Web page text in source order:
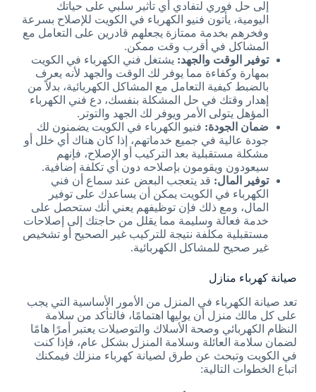
إلى حل فوري لتفادي أي تأثير سلبي على حياتك
اليومية، يأتون فنيو الكهرباء في الكويت للإصلاح بسرعة
وفخرهم بخدمة ممتازة يجعلهم قادرين على التعامل مع
المشاكل في أقرب وقت ممكن.
توفير الوقت والجهد: يشتغل فني الكهرباء في الكويت
بمهارة وكفاءة مما يوفر لك الوقت والجهد لأنه يعرف
بالضبط كيفية التعامل مع المشاكل الكهربائية، بدلاً من
إهدار وقتك في حل المشكلة بنفسك، دع فني الكهرباء
المؤهل يتولى الأمر ويوفر لك الجهد والتوتر.
ضمان الجودة: فنيو الكهرباء في الكويت يضمنون لك
جودة عالية في جميع خدماتهم، إذا كان هناك أي خلل أو
مشكلة مستقبلية بعد التركيب أو الإصلاح، فإنهم
سيعودون ويقومون بإصلاحه دون أي تكلفة إضافية.
توفير المال: قد يتعجب البعض عند سماع أن فني
الكهرباء في الكويت يمكن أن يساعدك على توفير
المال، ومع ذلك فإن توظيفهم يعني أنك ستحصل على
خدمة فعالة وسليمة مما يقلل من حاجتك إلى إصلاحات
مستقبلية مكلفة نتيجة للتركيب غير الصحيح أو تشخيص
غير صحيح للمشاكل الكهربائية.
صيانة كهرباء منازل
تعد صيانة الكهرباء في المنزل من الأمور الأساسية التي يجب
على كل مالك منزل أن يوليها اهتمامًا، فالتأكد من سلامة
النظام الكهربائي وصحة الأسلاك والتوصيلات يعتبر أمرًا هامًا
لضمان سلامة العائلة وسلامة المنزل بشكل عام، فإذا كنت
في الكويت وتبحث عن طرق لصيانة كهرباء منزلك فيمكنك
اتباع الخطوات التالية: